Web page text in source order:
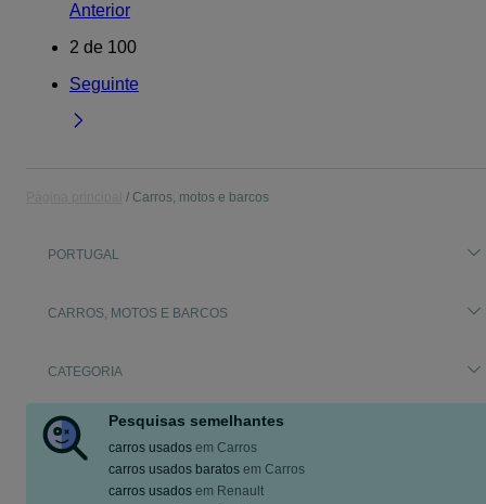
Anterior
2 de 100
Seguinte
Carros, motos e barcos
PORTUGAL
CARROS, MOTOS E BARCOS
CATEGORIA
Pesquisas semelhantes
carros usados em Carros
carros usados baratos em Carros
carros usados em Renault